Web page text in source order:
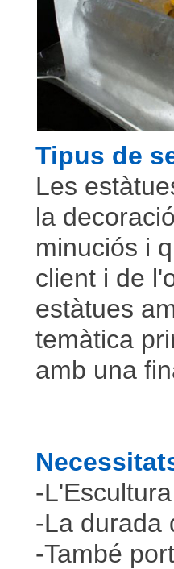
Tipus de
Les
la
minuciós i
client i de
estàtues
temàtica
amb una
-
-La durada
-També